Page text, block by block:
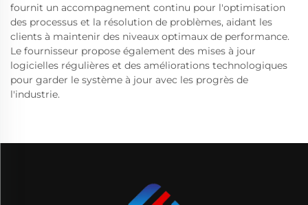
fournit un accompagnement continu pour l'optimisation
des processus et la résolution de problèmes, aidant les
clients à maintenir des niveaux optimaux de performance.
Le fournisseur propose également des mises à jour
logicielles régulières et des améliorations technologiques
pour garder le système à jour avec les progrès de
l'industrie.